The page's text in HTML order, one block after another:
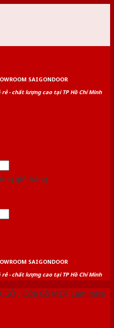
SAIGONDOOR
- chất lượng cao tại TP Hồ Chí Minh
giỏ hàng.
SAIGONDOOR
- chất lượng cao tại TP Hồ Chí Minh
GỖ /Cửa Gỗ MDF Laminate